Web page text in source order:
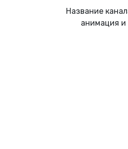
Название
анимация и